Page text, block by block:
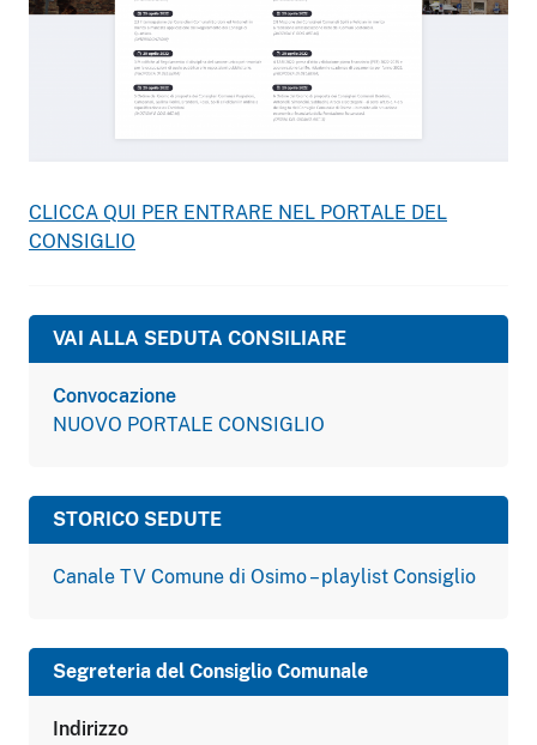
CLICCA QUI PER ENTRARE NEL PORTALE DEL
CONSIGLIO
VAI ALLA SEDUTA CONSILIARE
Convocazione
NUOVO PORTALE CONSIGLIO
STORICO SEDUTE
Canale TV Comune di Osimo – playlist Consiglio
Segreteria del Consiglio Comunale
Indirizzo